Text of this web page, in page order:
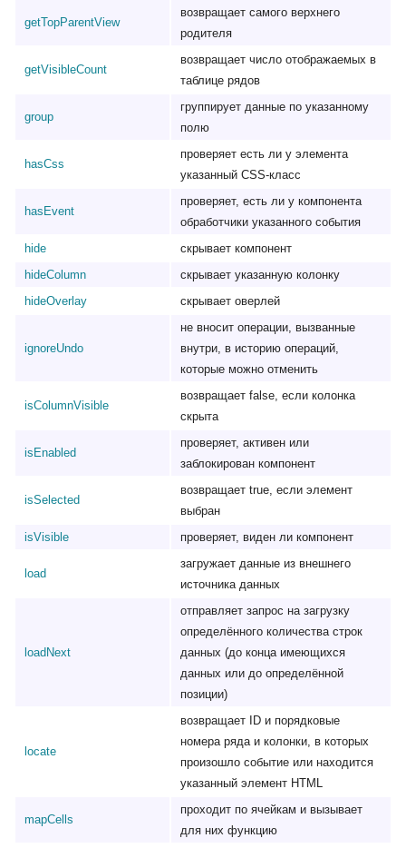
getTopParentView
возвращает самого верхнего
родителя
getVisibleCount
возвращает число отображаемых в
таблице рядов
group
группирует данные по указанному
полю
hasCss
проверяет есть ли у элемента
указанный CSS-класс
hasEvent
проверяет, есть ли у компонента
обработчики указанного события
hide
скрывает компонент
hideColumn
скрывает указанную колонку
hideOverlay
скрывает оверлей
ignoreUndo
не вносит операции, вызванные
внутри, в историю операций,
которые можно отменить
isColumnVisible
возвращает false, если колонка
скрыта
isEnabled
проверяет, активен или
заблокирован компонент
isSelected
возвращает true, если элемент
выбран
isVisible
проверяет, виден ли компонент
load
загружает данные из внешнего
источника данных
loadNext
отправляет запрос на загрузку
определённого количества строк
данных (до конца имеющихся
данных или до определённой
позиции)
locate
возвращает ID и порядковые
номера ряда и колонки, в которых
произошло событие или находится
указанный элемент HTML
mapCells
проходит по ячейкам и вызывает
для них функцию